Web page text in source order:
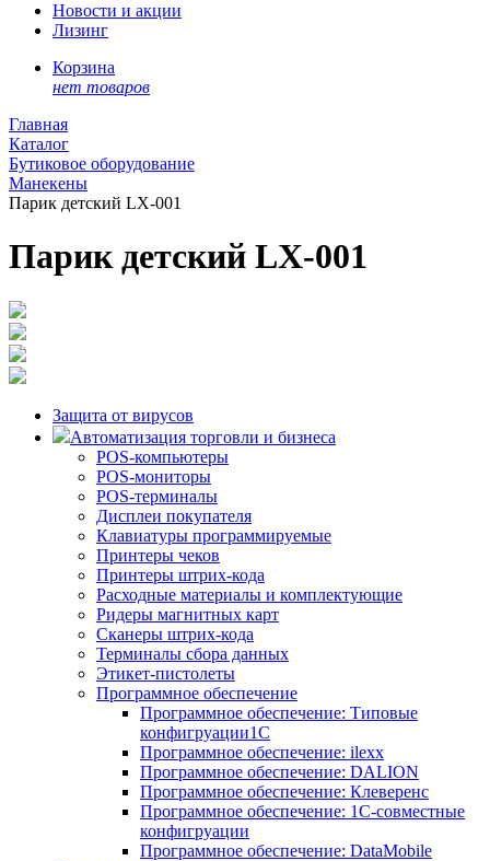
Новости и акции
Лизинг
Корзина
нет товаров
Главная
Каталог
Бутиковое оборудование
Манекены
Парик детский LX-001
Парик детский LX-001
Защита от вирусов
Автоматизация торговли и бизнеса
POS-компьютеры
POS-мониторы
POS-терминалы
Дисплеи покупателя
Клавиатуры программируемые
Принтеры чеков
Принтеры штрих-кода
Расходные материалы и комплектующие
Ридеры магнитных карт
Сканеры штрих-кода
Терминалы сбора данных
Этикет-пистолеты
Программное обеспечение
Программное обеспечение: Типовые
конфигруации1С
Программное обеспечение: ilexx
Программное обеспечение: DALION
Программное обеспечение: Клеверенс
Программное обеспечение: 1С-совместные
конфигруации
Программное обеспечение: DataMobile